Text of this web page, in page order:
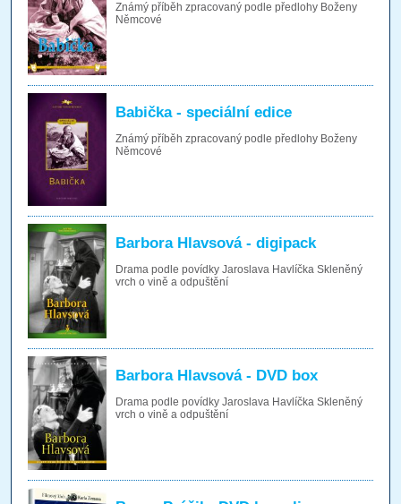
Známý příběh zpracovaný podle předlohy Boženy
Němcové
Babička - speciální edice
Známý příběh zpracovaný podle předlohy Boženy
Němcové
Barbora Hlavsová - digipack
Drama podle povídky Jaroslava Havlíčka Skleněný
vrch o vině a odpuštění
Barbora Hlavsová - DVD box
Drama podle povídky Jaroslava Havlíčka Skleněný
vrch o vině a odpuštění